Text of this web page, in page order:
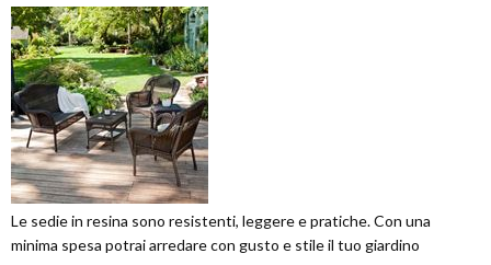
Le sedie in resina sono resistenti, leggere e pratiche. Con una
minima spesa potrai arredare con gusto e stile il tuo giardino